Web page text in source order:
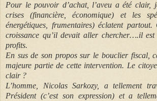
Pour le pouvoir d’achat, l’aveu a été clair,
crises (financière, économique) et les
énergétiques, frumentaires) éclatent
croissance qu’il devait aller chercher….il
profits.
En sus de son propos sur le bouclier fiscal,
majeure partie de cette intervention. Le
clair ?
L’homme, Nicolas Sarkozy, a tellement
Président (c’est son expression) et a